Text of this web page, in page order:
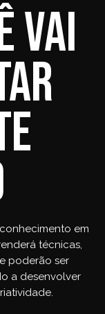
vai
em
técnicas,
poderão ser
a desenvolver